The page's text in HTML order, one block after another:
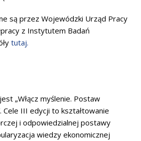
są przez Wojewódzki Urząd Pracy
z Instytutem Badań
tutaj.
„Włącz myślenie. Postaw
Cele III edycji to kształtowanie
i odpowiedzialnej postawy
wiedzy ekonomicznej